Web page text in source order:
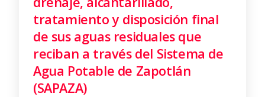
tratamiento y disposición final
de sus aguas residuales que
reciban a través del Sistema de
Agua Potable de Zapotlán
(SAPAZA)